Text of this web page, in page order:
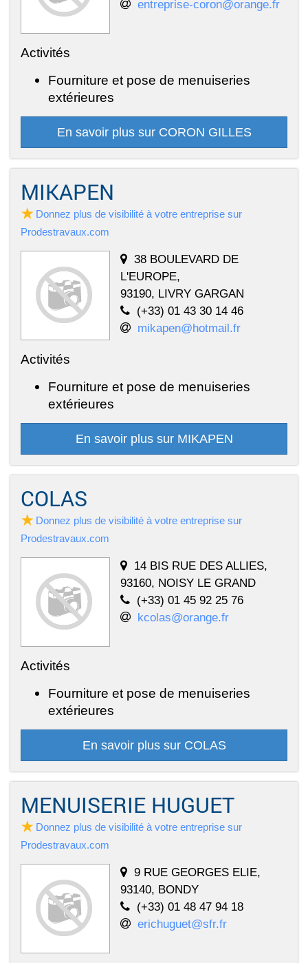
entreprise-coron@orange.fr
Activités
Fourniture et pose de menuiseries
extérieures
En savoir plus sur CORON GILLES
MIKAPEN
Donnez plus de visibilité à votre entreprise sur
Prodestravaux.com
38 BOULEVARD DE
L'EUROPE,
93190, LIVRY GARGAN
(+33) 01 43 30 14 46
mikapen@hotmail.fr
Activités
Fourniture et pose de menuiseries
extérieures
En savoir plus sur MIKAPEN
COLAS
Donnez plus de visibilité à votre entreprise sur
Prodestravaux.com
14 BIS RUE DES ALLIES,
93160, NOISY LE GRAND
(+33) 01 45 92 25 76
kcolas@orange.fr
Activités
Fourniture et pose de menuiseries
extérieures
En savoir plus sur COLAS
MENUISERIE HUGUET
Donnez plus de visibilité à votre entreprise sur
Prodestravaux.com
9 RUE GEORGES ELIE,
93140, BONDY
(+33) 01 48 47 94 18
erichuguet@sfr.fr